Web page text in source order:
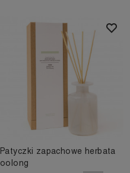
Patyczki zapachowe herbata
oolong